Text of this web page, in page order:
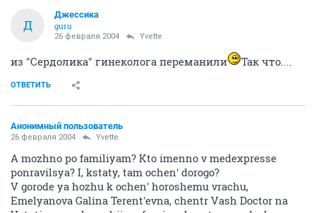
Д
Джессика
guru
26 февраля 2004 Yvette
из "Сердолика" гинеколога переманили Так что....
ОТВЕТИТЬ
Анонимный пользователь
26 февраля 2004 Yvette
A mozhno po familiyam? Kto imenno v medexpresse
ponravilsya? I, kstaty, tam ochen' dorogo?
V gorode ya hozhu k ochen' horoshemu vrachu,
Emelyanova Galina Terent'evna, chentr Vash Doctor na